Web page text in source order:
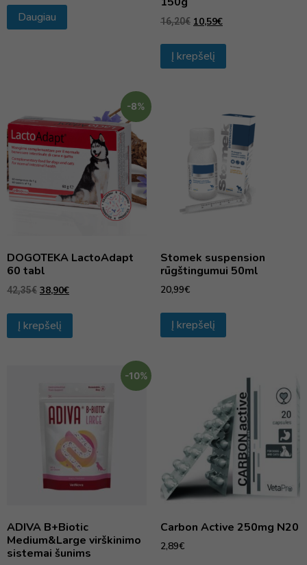
Daugiau 16,20€ 10,59€
Į krepšelį
-8%
DOGOTEKA LactoAdapt
60 tabl
42,35€ 38,90€
Į krepšelį
Stomek suspension
rūgštingumui 50ml
20,99€
Į krepšelį
-10%
ADIVA B+Biotic
Medium&Large virškinimo
sistemai šunims
Carbon Active 250mg N20
2,89€